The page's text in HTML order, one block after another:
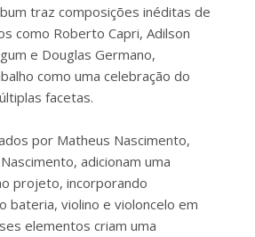
traz composições inéditas de
como Roberto Capri, Adilson
e Douglas Germano,
como uma celebração do
facetas.
por Matheus Nascimento,
adicionam uma
projeto, incorporando
bateria, violino e violoncelo em
elementos criam uma